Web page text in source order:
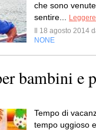
che sono
sentire...
Il 18 agosto 2014
NONE
bambini e
Tempo di
tempo uggioso